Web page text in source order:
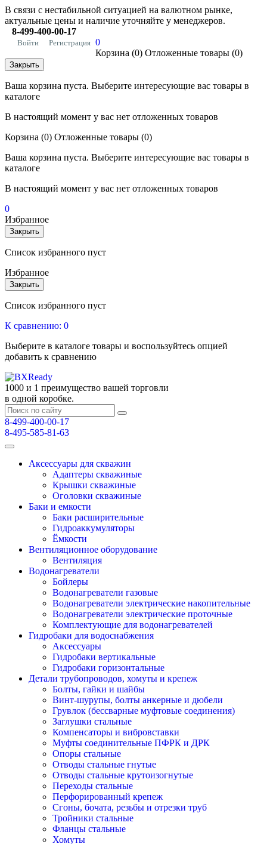
В связи с нестабильной ситуацией на валютном рынке,
актуальные цены и наличие уточняйте у менеджеров.
8-499-400-00-17
Войти Регистрация 0
Корзина (0) Отложенные товары (0)
Закрыть
Ваша корзина пуста. Выберите интересующие вас товары в
каталоге
В настоящий момент у вас нет отложенных товаров
Корзина (0) Отложенные товары (0)
Ваша корзина пуста. Выберите интересующие вас товары в
каталоге
В настоящий момент у вас нет отложенных товаров
0
Избранное
Закрыть
Список избранного пуст
Избранное
Закрыть
Список избранного пуст
К сравнению: 0
Выберите в каталоге товары и воспользуйтесь опцией
добавить к сравнению
1000 и 1 преимущество вашей торговли
в одной коробке.
8-499-400-00-17
8-495-585-81-63
Аксессуары для скважин
Адаптеры скважиные
Крышки скважиные
Оголовки скважиные
Баки и емкости
Баки расширительные
Гидроаккумуляторы
Ёмкости
Вентиляционное оборудование
Вентиляция
Водонагреватели
Бойлеры
Водонагреватели газовые
Водонагреватели электрические накопительные
Водонагреватели электрические проточные
Комплектующие для водонагревателей
Гидробаки для водоснабжения
Аксессуары
Гидробаки вертикальные
Гидробаки горизонтальные
Детали трубопроводов, хомуты и крепеж
Болты, гайки и шайбы
Винт-шурупы, болты анкерные и дюбели
Грувлок (бессварные муфтовые соединения)
Заглушки стальные
Компенсаторы и вибровставки
Муфты соединительные ПФРК и ДРК
Опоры стальные
Отводы стальные гнутые
Отводы стальные крутоизогнутые
Переходы стальные
Перфорированный крепеж
Сгоны, бочата, резьбы и отрезки труб
Тройники стальные
Фланцы стальные
Хомуты